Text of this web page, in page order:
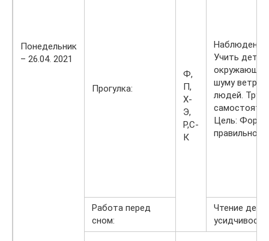
Понедельник
– 26.04. 2021
Прогулка:
Ф,
П,
Х-
Э,
Р,С-
К
Наблюдение
Учить детей
шуму ветра,
людей.
Цель:
правильной
Работа перед
сном:
Чтение